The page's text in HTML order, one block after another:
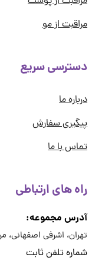
از مو
سریع
ما
سفارش
با ما
های ارتباطی
مجموعه:
اشرفی اصفهانی، مرکز
تلفن ثابت